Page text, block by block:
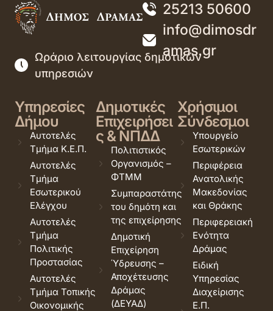
25213 50600
info@dimosdr
amas.gr
Ωράριο λειτουργίας δημοτικών
υπηρεσιών
Υπηρεσίες
Δήμου
Αυτοτελές
Τμήμα Κ.Ε.Π.
Αυτοτελές
Τμήμα
Εσωτερικού
Ελέγχου
Αυτοτελές
Τμήμα
Πολιτικής
Προστασίας
Αυτοτελές
Τμήμα Τοπικής
Οικονομικής
Δημοτικές
Επιχειρήσει
ς & ΝΠΔΔ
Πολιτιστικός
Οργανισμός –
ΦΤΜΜ
Συμπαραστάτης
του δημότη και
της επιχείρησης
Δημοτική
Επιχείρηση
Ύδρευσης –
Αποχέτευσης
Δράμας
(ΔΕΥΑΔ)
Χρήσιμοι
Σύνδεσμοι
Υπουργείο
Εσωτερικών
Περιφέρεια
Ανατολικής
Μακεδονίας
και Θράκης
Περιφερειακή
Ενότητα
Δράμας
Ειδική
Υπηρεσίας
Διαχείρισης
Ε.Π.